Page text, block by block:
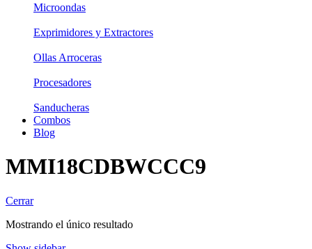
Microondas
Exprimidores y Extractores
Ollas Arroceras
Procesadores
Sanducheras
Combos
Blog
MMI18CDBWCCC9
Cerrar
Mostrando el único resultado